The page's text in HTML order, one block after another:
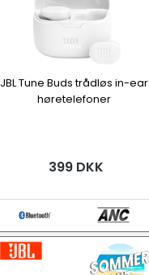
JBL Tune Buds trådløs in-ear
høretelefoner
399 DKK